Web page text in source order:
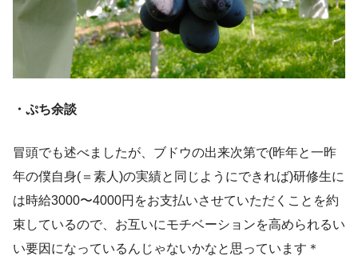
・ぷち余談
冒頭でも述べましたが、ブドウの出来次第で(昨年と一昨
年の僕自身(＝素人)の実績と同じようにできれば)研修生に
は時給3000〜4000円をお支払いさせていただくことを約
束しているので、お互いにモチベーションを高められるい
い要因になっているんじゃないかなと思っています＊